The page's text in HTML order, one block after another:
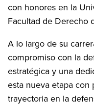
con honores en la
Facultad de Derecho
A lo largo de su
compromiso con la
estratégica y una
esta nueva etapa
trayectoria en la